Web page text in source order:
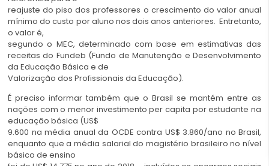
reajuste do piso dos professores o crescimento do valor anual
mínimo docusto por aluno nos dois anos anteriores. Entretanto,
o valor é,
segundo o MEC, determinado com base em estimativas das
receitas do Fundeb (Fundo de Manutenção e Desenvolvimento
da Educação Básica e de
Valorização dos Profissionais da Educação).
É preciso informar também que o Brasil se mantém entre as
nações com o menor investimento per capita por estudante na
educação básica (US$
9.600 na média anual da OCDE contra US$ 3.860/ano no Brasil,
enquanto que a média salarial do magistério brasileiro no nível
básico de ensino